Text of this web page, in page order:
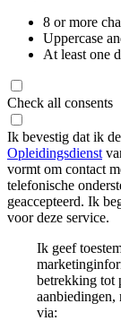
8 or more
Uppercase
At least one
Check all consents
Ik bevestig dat ik
Opleidingsdienst
vormt om contact
telefonische
geaccepteerd. Ik
voor deze service.
Ik geef
betrekking tot
aanbiedingen,
via: